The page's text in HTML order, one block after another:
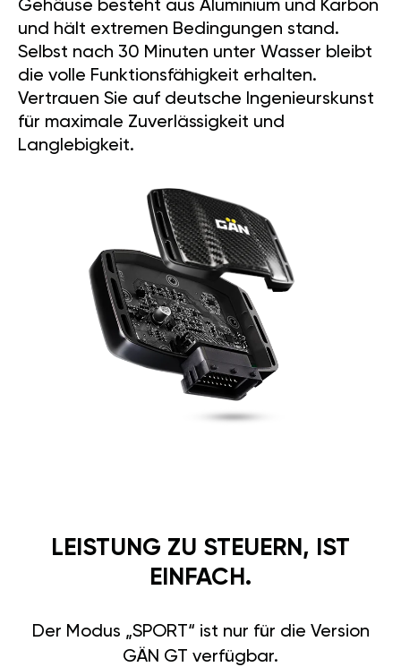
Gehäuse besteht aus Aluminium und Karbon
und hält extremen Bedingungen stand.
Selbst nach 30 Minuten unter Wasser bleibt
die volle Funktionsfähigkeit erhalten.
Vertrauen Sie auf deutsche Ingenieurskunst
für maximale Zuverlässigkeit und
Langlebigkeit.
LEISTUNG ZU STEUERN, IST
EINFACH.
Der Modus „SPORT“ ist nur für die Version
GÄN GT verfügbar.